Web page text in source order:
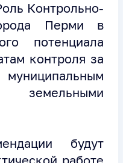
Контрольно-
Перми в
потенциала
контроля за
будут
работе